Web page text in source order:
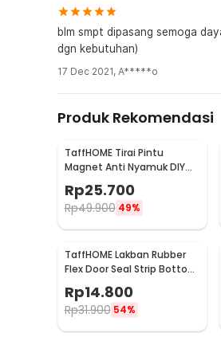
blm smpt dipasang semoga
dgn kebutuhan)
17 Dec 2021, A*****o
Produk Rekomendasi
TaffHOME Tirai Pintu
Magnet Anti Nyamuk DIY
Mesh Polyester 100x210cm
- HW25
Rp25.700
Rp49.900 49%
TaffHOME Lakban Rubber
Flex Door Seal Strip Bottom
Waterproof 45mmx5M -
TP39
Rp14.800
Rp31.900 54%